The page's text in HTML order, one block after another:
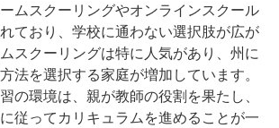
ムスクーリングやオンラインスクール
ており、学校に通わない選択肢が広が
スクーリングは特に人気があり、州に
法を選択する家庭が増加しています。
の環境は、親が教師の役割を果たし、
従ってカリキュラムを進めることが一